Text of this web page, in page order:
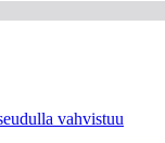
vahvistuu